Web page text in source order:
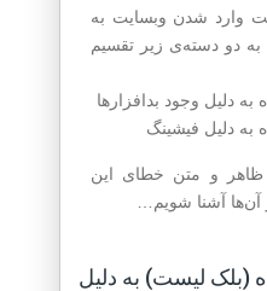
وارد شدن وبسایت به
دو دسته‌ی زیر تقسیم
دلیل وجود بدافزارها
به دلیل فیشینگ
ظاهر و متن خطای این
آشنا شویم…
(بلک لیست) به دلیل